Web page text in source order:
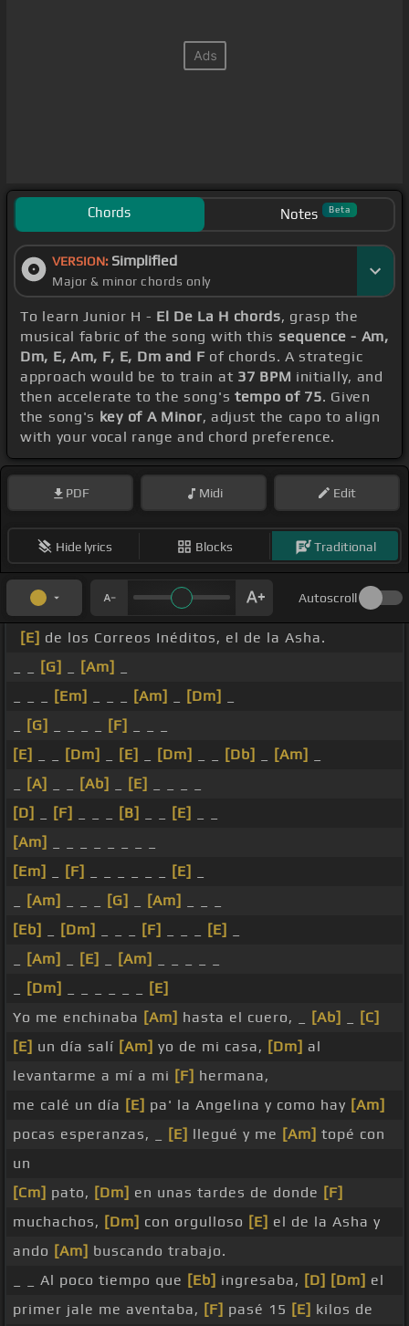
Chords Notes Beta
VERSION: Simplified
Major & minor chords only
To learn Junior H - El De La H chords, grasp the
musical fabric of the song with this sequence - Am,
Dm, E, Am, F, E, Dm and F of chords. A strategic
approach would be to train at 37 BPM initially, and
then accelerate to the song's tempo of 75. Given
the song's key of A Minor, adjust the capo to align
with your vocal range and chord preference.
PDF Midi Edit
Hide lyrics Blocks Traditional
Autoscroll
[E] de los Correos Inéditos, el de la Asha.
[G] [Am]
[Em] [Am] [Dm]
[G] [F]
[E]
[Dm] [E] [Dm] [Db] [Am]
[A] [Ab] [E]
[D]
[F] [B] [E]
[Am]
[Em]
[F] [E]
[Am] [G] [Am]
[Eb]
[Dm] [F] [E]
[Am] [E] [Am]
[Dm]
[E]
Yo me enchinaba [Am] hasta el cuero, _ [Ab]
[C]
[E] un día salí [Am] yo de mi casa, [Dm] al
levantarme a mí a mi [F] hermana,
me calé un día [E] pa' la Angelina y como hay [Am]
pocas esperanzas, _
[E] llegué y me [Am] topé con
un
[Cm] pato, [Dm] en unas tardes de donde [F]
muchachos, [Dm] con orgulloso [E] el de la Asha y
ando [Am] buscando trabajo.
_ _ Al poco tiempo que [Eb] ingresaba, [D] [Dm] el
primer jale me aventaba, [F] pasé 15 [E] kilos de